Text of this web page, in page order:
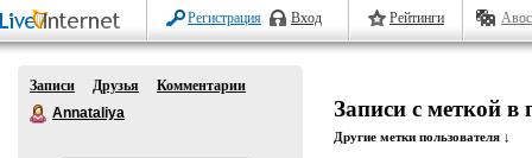
Регистрация Вход Рейтинги
Записи Друзья
Комментарии
Annataliya
Записи с меткой в
Другие метки пользователя ↓